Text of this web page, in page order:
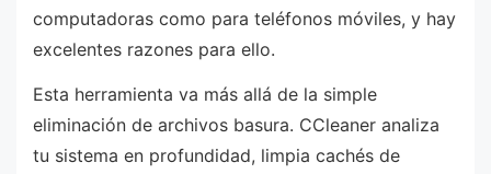
computadoras como para teléfonos móviles, y hay
excelentes razones para ello.
Esta herramienta va más allá de la simple
eliminación de archivos basura. CCleaner analiza
tu sistema en profundidad, limpia cachés de